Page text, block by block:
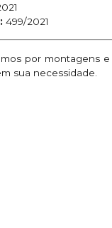
499/2021
por montagens
sua necessidade.